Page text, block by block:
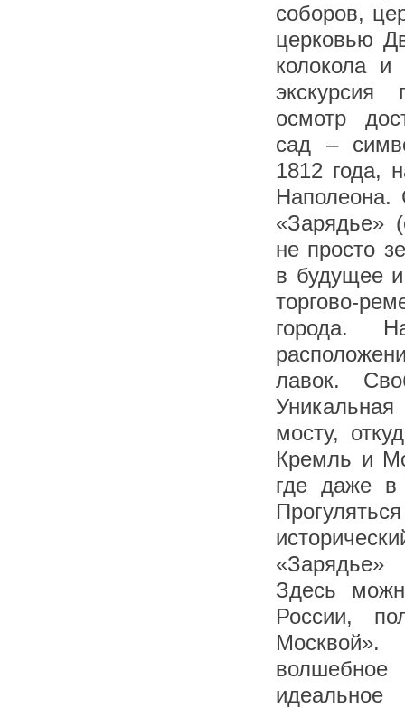
соборов,
церковью
колокола
осмотр
сад –
1812 года,
Наполеона.
«Зарядье»
не просто
в будущее
торгово-
города.
лавок.
мосту,
Кремль и
где даже в
«Зарядье»
Здесь
России,